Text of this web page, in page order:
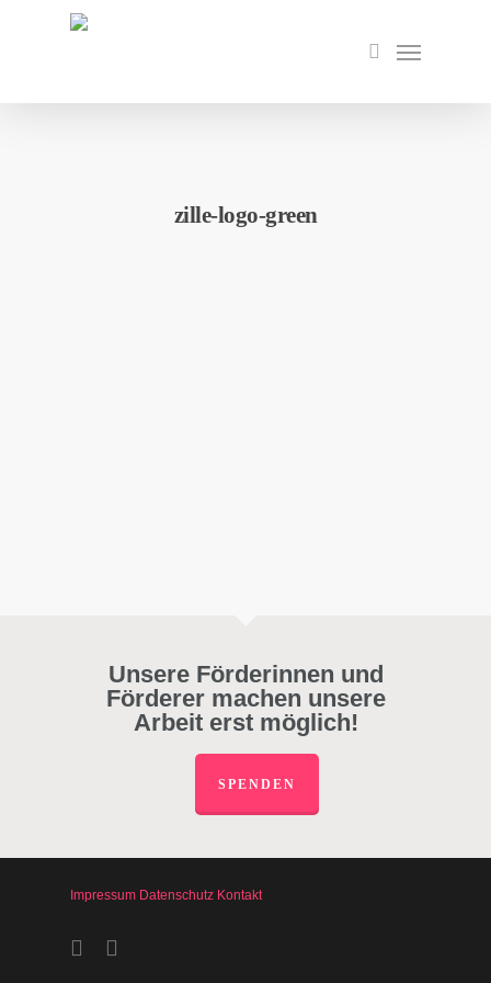
search
Menu
zille-logo-green
Unsere Förderinnen und
Förderer machen unsere
Arbeit erst möglich!
SPENDEN
Impressum Datenschutz Kontakt
facebookinstagram